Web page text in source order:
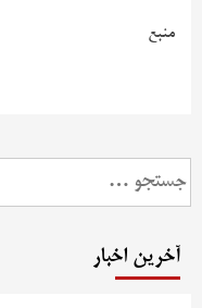
منبع
آخرین اخبار